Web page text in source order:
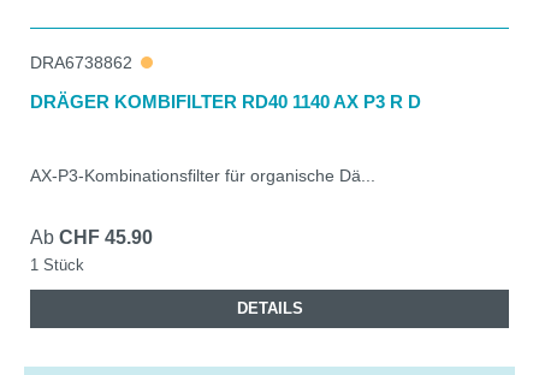
DRA6738862
DRÄGER KOMBIFILTER RD40 1140 AX P3 R D
AX-P3-Kombinationsfilter für organische Dä...
Ab CHF 45.90
1 Stück
DETAILS